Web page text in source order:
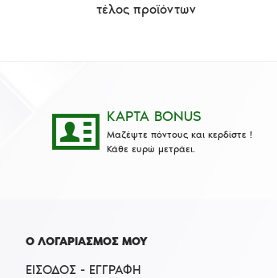
τέλος προϊόντων
ΚΑΡΤΑ BONUS
Μαζέψτε πόντους και κερδίστε !
Κάθε ευρώ μετράει.
Ο ΛΟΓΑΡΙΑΣΜΟΣ ΜΟΥ
ΕΊΣΟΔΟΣ - ΕΓΓΡΑΦΉ